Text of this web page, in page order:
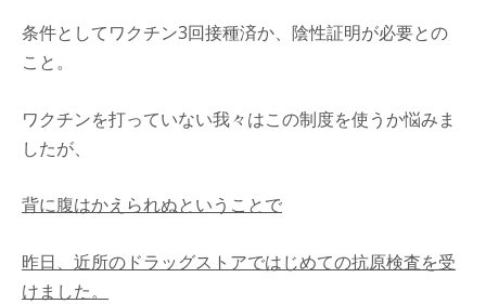
条件としてワクチン3回接種済か、陰性証明が必要との
こと。
ワクチンを打っていない我々はこの制度を使うか悩みま
したが、
背に腹はかえられぬということで
昨日、近所のドラッグストアではじめての抗原検査を受
けました。